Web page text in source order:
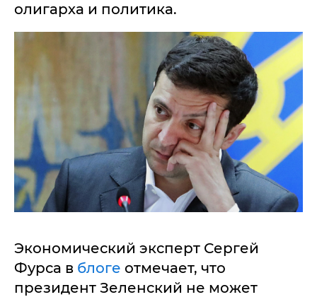
олигарха и политика.
Экономический эксперт Сергей
Фурса в блоге отмечает, что
президент Зеленский не может